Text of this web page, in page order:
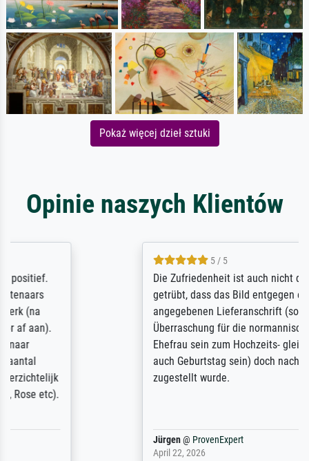
Pokaż więcej dzieł sztuki
Opinie naszych Klientów
Die Zufriedenheit ist auch nicht dadurch
getrübt, dass das Bild entgegen einer
angegebenen Lieferanschrift (sollte eine
Überraschung für die normannische
Ehefrau sein zum Hochzeits- gleichzeitig
auch Geburtstag sein) doch nach zu Hause
zugestellt wurde.